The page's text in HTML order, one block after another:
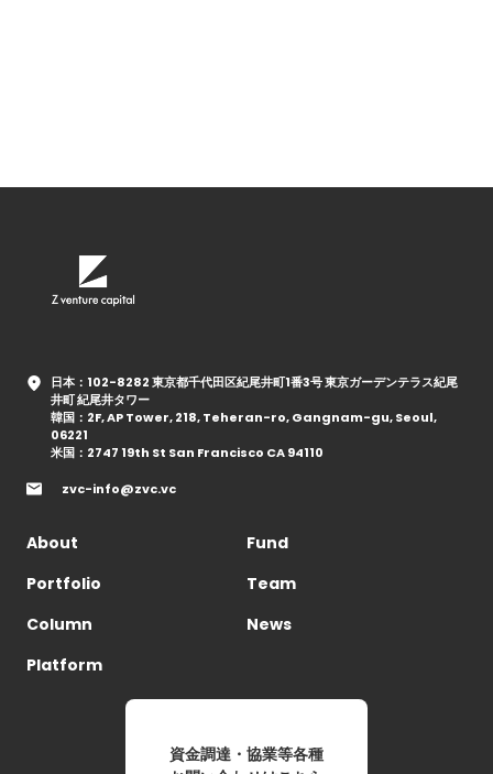
日本：102-8282 東京都千代田区紀尾井町1番3号 東京ガーデンテラス紀尾
井町 紀尾井タワー
韓国：2F, AP Tower, 218, Teheran-ro, Gangnam-gu, Seoul,
06221
米国：2747 19th St San Francisco CA 94110
zvc-info@zvc.vc
About
Fund
Portfolio
Team
Column
News
Platform
資金調達・協業等各種